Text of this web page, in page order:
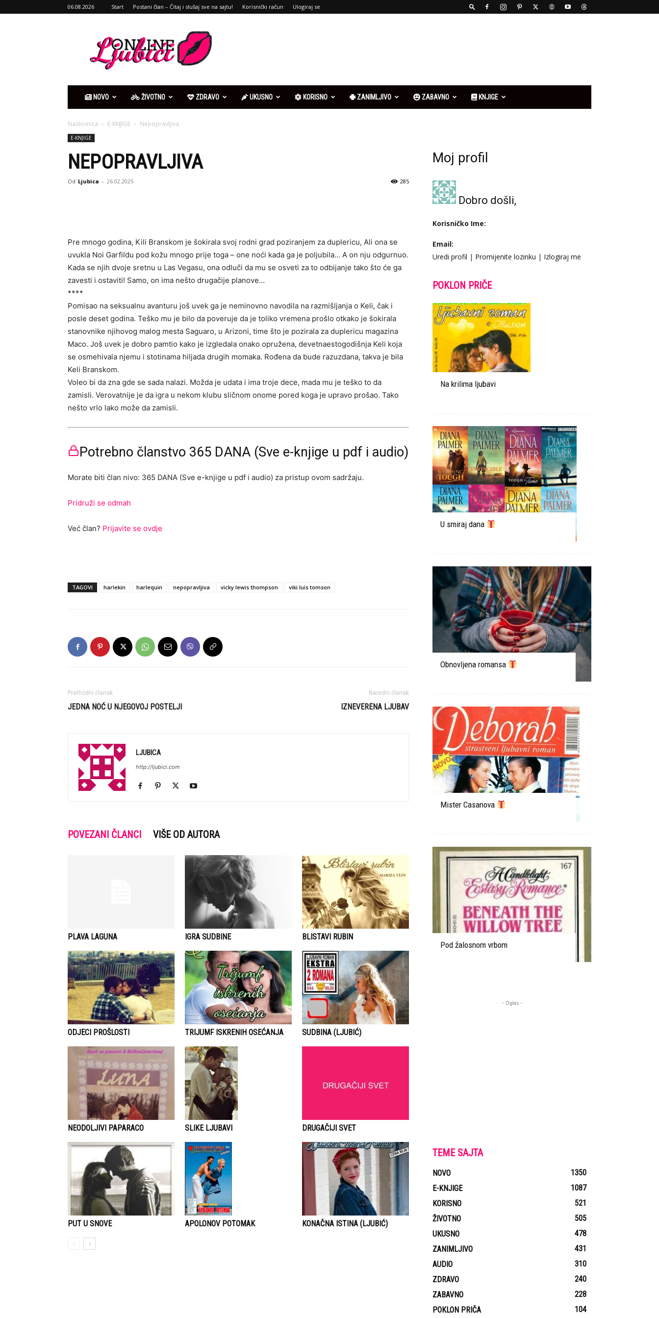
06.08.2026 Start Postani član – Čitaj i slušaj sve na sajtu! Korisnički račun Ulogiraj se
online
NOVO ŽIVOTNO ZDRAVO UKUSNO KORISNO ZANIMLJIVO ZABAVNO KNJIGE
Naslovnica E-KNJIGE Nepopravljiva
E-KNJIGE
NEPOPRAVLJIVA
Od Ljubica - 26.02.2025 285
Pre mnogo godina, Kili Branskom je šokirala svoj rodni grad poziranjem za duplericu, Ali ona se
uvukla Noi Garfildu pod kožu mnogo prije toga – one noći kada ga je poljubila… A on nju odgurnuo.
Kada se njih dvoje sretnu u Las Vegasu, ona odluči da mu se osveti za to odbijanje tako što će ga
zavesti i ostaviti! Samo, on ima nešto drugačije planove…
****
Pomisao na seksualnu avanturu još uvek ga je neminovno navodila na razmišljanja o Keli, čak i
posle deset godina. Teško mu je bilo da poveruje da je toliko vremena prošlo otkako je šokirala
stanovnike njihovog malog mesta Saguaro, u Arizoni, time što je pozirala za duplericu magazina
Maco. Još uvek je dobro pamtio kako je izgledala onako opružena, devetnaestogodišnja Keli koja
se osmehivala njemu i stotinama hiljada drugih momaka. Rođena da bude razuzdana, takva je bila
Keli Branskom.
Voleo bi da zna gde se sada nalazi. Možda je udata i ima troje dece, mada mu je teško to da
zamisli. Verovatnije je da igra u nekom klubu sličnom onome pored koga je upravo prošao. Tako
nešto vrlo lako može da zamisli.
Potrebno članstvo 365 DANA (Sve e-knjige u pdf i audio)
Morate biti član nivo: 365 DANA (Sve e-knjige u pdf i audio) za pristup ovom sadržaju.
Pridruži se odmah
Već član? Prijavite se ovdje
TAGOVI harlekin harlequin nepopravljiva vicky lewis thompson viki luis tomson
Prethodni članak
JEDNA NOĆ U NJEGOVOJ POSTELJI
Naredni članak
IZNEVERENA LJUBAV
LJUBICA
http://ljubici.com
POVEZANI ČLANCI VIŠE OD AUTORA
PLAVA LAGUNA IGRA SUDBINE BLISTAVI RUBIN
ODJECI PROŠLOSTI TRIJUMF ISKRENIH OSEĆANJA SUDBINA (LJUBIĆ)
NEODOLJIVI PAPARACO SLIKE LJUBAVI DRUGAČIJI SVET
PUT U SNOVE APOLONOV POTOMAK KONAČNA ISTINA (LJUBIĆ)
Moj profil
Dobro došli,
Korisničko Ime:
Email:
Uredi profil | Promijenite lozinku | Izlogiraj me
POKLON PRIČE
Na krilima ljubavi
U smiraj dana
Obnovljena romansa
Mister Casanova
Pod žalosnom vrbom
- Oglas -
TEME SAJTA
NOVO
1350
E-KNJIGE
1087
KORISNO
521
ŽIVOTNO
505
UKUSNO
478
ZANIMLJIVO
431
AUDIO
310
ZDRAVO
240
ZABAVNO
228
POKLON PRIČA
104